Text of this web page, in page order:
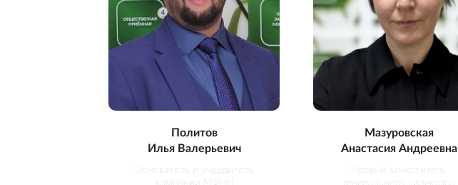
Мазуровская
Анастасия Андреевна
Первый заместитель
генерального директора
Политов
Илья Валерьевич
Основатель и учредитель
компании МФЦН